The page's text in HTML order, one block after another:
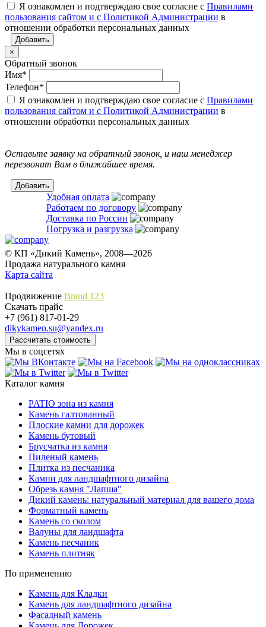
Я ознакомлен и подтверждаю свое согласие с Правилами
пользования сайтом и с Политикой Администрации в
отношении обработки персональных данных
×
Обратный звонок
Имя*
Телефон*
Я ознакомлен и подтверждаю свое согласие с Правилами
пользования сайтом и с Политикой Администрации в
отношении обработки персональных данных
Оставьте заявку на обратный звонок, и наш менеджер
перезвонит Вам в ближайшее время.
Удобная оплата
Работаем по договору
Доставка по России
Погрузка и разгрузка
© КП «Дикий Камень», 2008—2026
Продажа натурального камня
Карта сайта
Продвижение Brand 123
Скачать прайс
+7 (961) 817-01-29
dikykamen.su@yandex.ru
Мы в соцсетях
Каталог камня
PATIO зона из камня
Камень галтованный
Плоские камни для дорожек
Камень бутовый
Брусчатка из камня
Пиленый камень
Плитка из песчаника
Камни для ландшафтного дизайна
Обрезь камня "Лапша"
Дикий камень: натуральный материал для вашего дома
Форматный камень
Камень со сколом
Валуны для ландшафта
Камень песчаник
Камень плитняк
По применению
Камень для Кладки
Камень для ландшафтного дизайна
Фасадный камень